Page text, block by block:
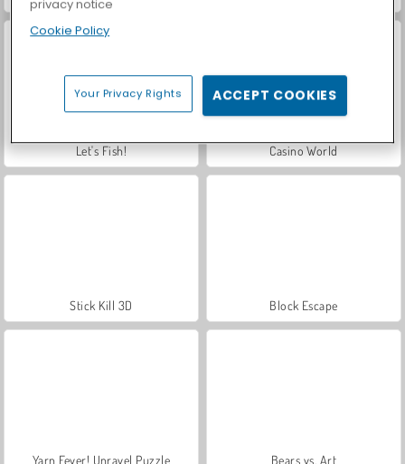
Let's Fish! Casino World
Stick Kill 3D Block Escape
Yarn Fever! Unravel Puzzle Bears vs. Art
privacy notice
Cookie Policy
Your Privacy Rights ACCEPT COOKIES